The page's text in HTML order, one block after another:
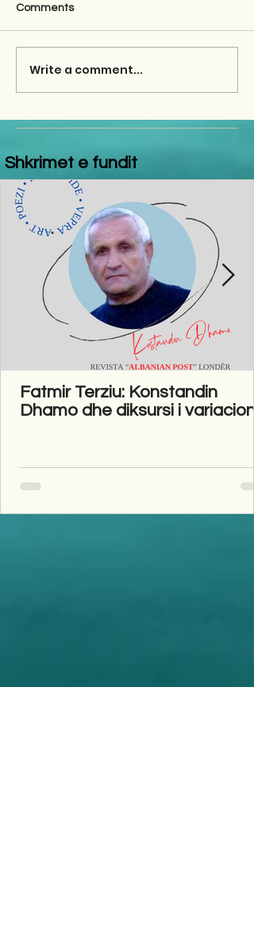
Comments
Write a comment...
Shkrimet e fundit
Fatmir Terziu: Konstandin
Dhamo dhe diksursi i